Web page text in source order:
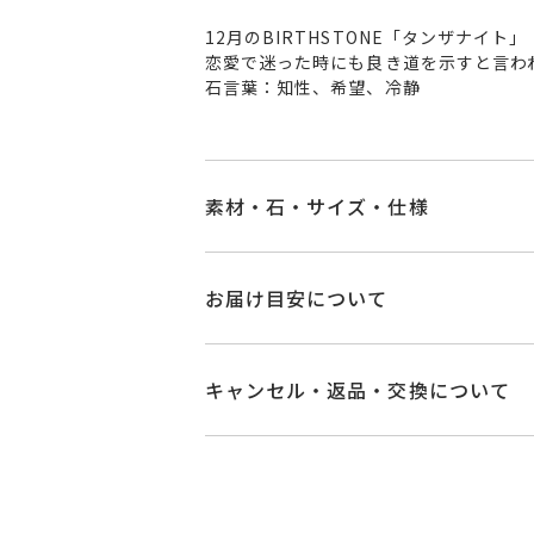
12月のBIRTHSTONE「タンザナイト」
恋愛で迷った時にも良き道を示すと言わ
石言葉：知性、希望、冷静
素材・石・サイズ・仕様
素材 K10イエローゴー
タンザナイト
ダイヤモンド
お届け目安について
ご注文およびご入金確認後、以下の日
■お届け目安が「3営業日以内に発送
キャンセル・返品・交換について